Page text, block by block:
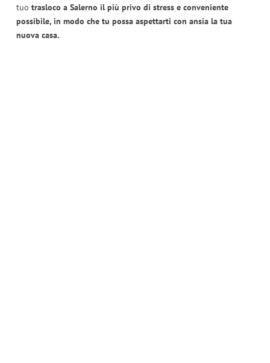
tuo trasloco a Salerno il più privo di stress e conveniente
possibile, in modo che tu possa aspettarti con ansia la tua
nuova casa.